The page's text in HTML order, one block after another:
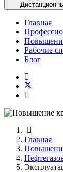
Главная
Рабочие
Блог
Главная